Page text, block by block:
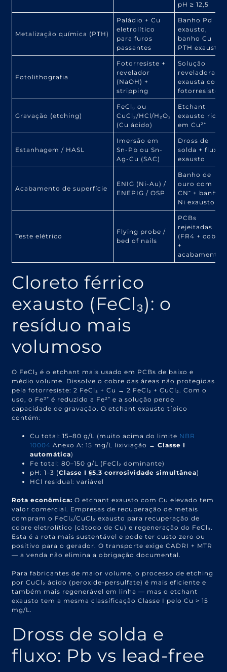
pH ≥ 12,5
Metalização química (PTH)
Paládio + Cu
eletrolítico
para furos
passantes
Banho Pd
exausto,
banho Cu
PTH exausto
Fotolithografia
Fotorresiste +
revelador
(NaOH) +
stripping
Solução
reveladora
exausta com
fotorresiste
Gravação (etching)
FeCl₃ ou
CuCl₂/HCl/H₂O₂
(Cu ácido)
Etchant
exausto rico
em Cu²⁺
Estanhagem / HASL
Imersão em
Sn-Pb ou Sn-
Ag-Cu (SAC)
Dross de
solda + fluxo
exausto
Acabamento de superfície
ENIG (Ni-Au) /
ENEPIG / OSP
Banho de
ouro com
CN⁻ + banho
Ni exausto
Teste elétrico
Flying probe /
bed of nails
PCBs
rejeitadas
(FR4 + cobre
+
acabamento)
Cloreto férrico
exausto (FeCl₃): o
resíduo mais
volumoso
O FeCl₃ é o etchant mais usado em PCBs de baixo e
médio volume. Dissolve o cobre das áreas não protegidas
pela fotorresiste: 2 FeCl₃ + Cu → 2 FeCl₂ + CuCl₂. Com o
uso, o Fe³⁺ é reduzido a Fe²⁺ e a solução perde
capacidade de gravação. O etchant exausto típico
contém:
Cu total: 15–80 g/L (muito acima do limite NBR
10004 Anexo A: 15 mg/L lixiviação →Classe I
automática)
Fe total: 80–150 g/L (FeCl₂ dominante)
pH: 1–3 (Classe I §5.3 corrosividade simultânea)
HCl residual: variável
Rota econômica: O etchant exausto com Cu elevado tem
valor comercial. Empresas de recuperação de metais
compram o FeCl₂/CuCl₂ exausto para recuperação de
cobre eletrolítico (câtodo de Cu) e regeneração do FeCl₃.
Esta é a rota mais sustentável e pode ter custo zero ou
positivo para o gerador. O transporte exige CADRI + MTR
— a venda não elimina a obrigação documental.
Para fabricantes de maior volume, o processo de etching
por CuCl₂ ácido (peroxide-persulfate) é mais eficiente e
também mais regenerável em linha — mas o etchant
exausto tem a mesma classificação Classe I pelo Cu > 15
mg/L.
Dross de solda e
fluxo: Pb vs lead-free